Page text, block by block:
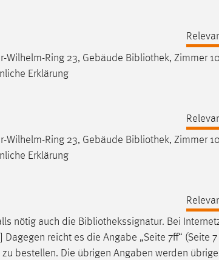
Wilhelm-Ring 23, Gebäude Bibliothek, Zimmer
Erklärung
Wilhelm-Ring 23, Gebäude Bibliothek, Zimmer
Erklärung
nötig auch die Bibliothekssignatur. Bei
reicht es die Angabe „Seite 7ff“ (Seite
bestellen. Die übrigen Angaben werden